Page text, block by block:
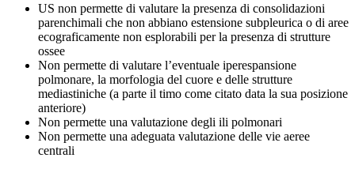
US non permette di valutare la presenza di consolidazioni
parenchimali che non abbiano estensione subpleurica o di aree
ecograficamente non esplorabili per la presenza di strutture
ossee
Non permette di valutare l’eventuale iperespansione
polmonare, la morfologia del cuore e delle strutture
mediastiniche (a parte il timo come citato data la sua posizione
anteriore)
Non permette una valutazione degli ili polmonari
Non permette una adeguata valutazione delle vie aeree
centrali